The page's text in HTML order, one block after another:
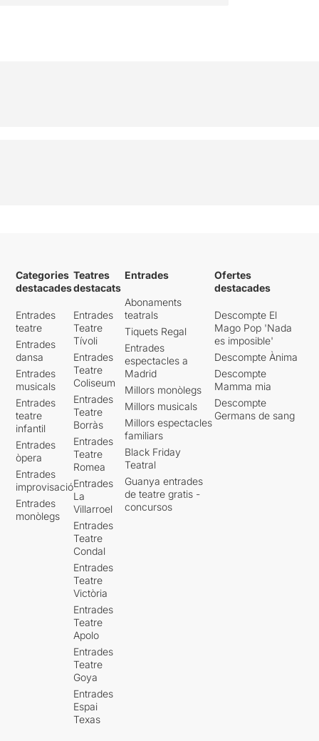
Categories
destacades
Entrades
teatre
Entrades
dansa
Entrades
musicals
Entrades
teatre
infantil
Entrades
òpera
Entrades
improvisació
Entrades
monòlegs
Teatres
destacats
Entrades
Teatre
Tívoli
Entrades
Teatre
Coliseum
Entrades
Teatre
Borràs
Entrades
Teatre
Romea
Entrades
La
Villarroel
Entrades
Teatre
Condal
Entrades
Teatre
Victòria
Entrades
Teatre
Apolo
Entrades
Teatre
Goya
Entrades
Espai
Texas
Entrades
Abonaments
teatrals
Tiquets Regal
Entrades
espectacles a
Madrid
Millors monòlegs
Millors musicals
Millors espectacles
familiars
Black Friday
Teatral
Guanya entrades
de teatre gratis -
concursos
Ofertes
destacades
Descompte El
Mago Pop 'Nada
es imposible'
Descompte Ànima
Descompte
Mamma mia
Descompte
Germans de sang